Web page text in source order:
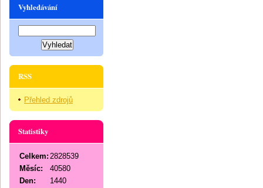
Vyhledávání
RSS
Přehled zdrojů
Statistiky
Celkem: 2828539
Měsíc:
40580
Den:
1440